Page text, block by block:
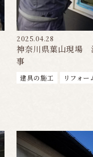
2025.04.28
神奈川県葉山現場
事
建具の施工 リフォー